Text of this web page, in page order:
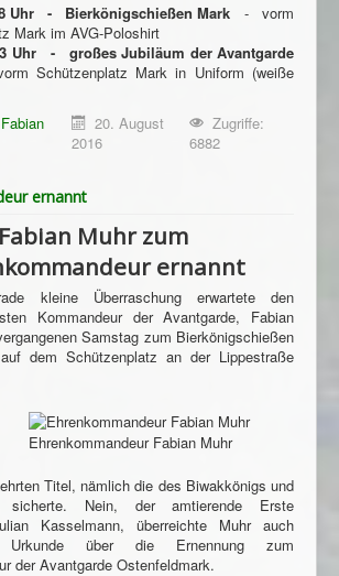
- Bierkönigschießen Mark - vorm
Mark im AVG-Poloshirt
- großes Jubiläum der Avantgarde
Schützenplatz Mark in Uniform (weiße
Fabian
20. August
2016
Zugriffe:
6882
ernannt
Fabian Muhr zum
ernannt
kleine Überraschung erwartete den
Kommandeur der Avantgarde, Fabian
Samstag zum Bierkönigschießen
dem Schützenplatz an der Lippestraße
Ehrenkommandeur Fabian Muhr
Titel, nämlich die des Biwakkönigs und
sicherte. Nein, der amtierende Erste
Kasselmann, überreichte Muhr auch
über die Ernennung zum
der Avantgarde Ostenfeldmark.